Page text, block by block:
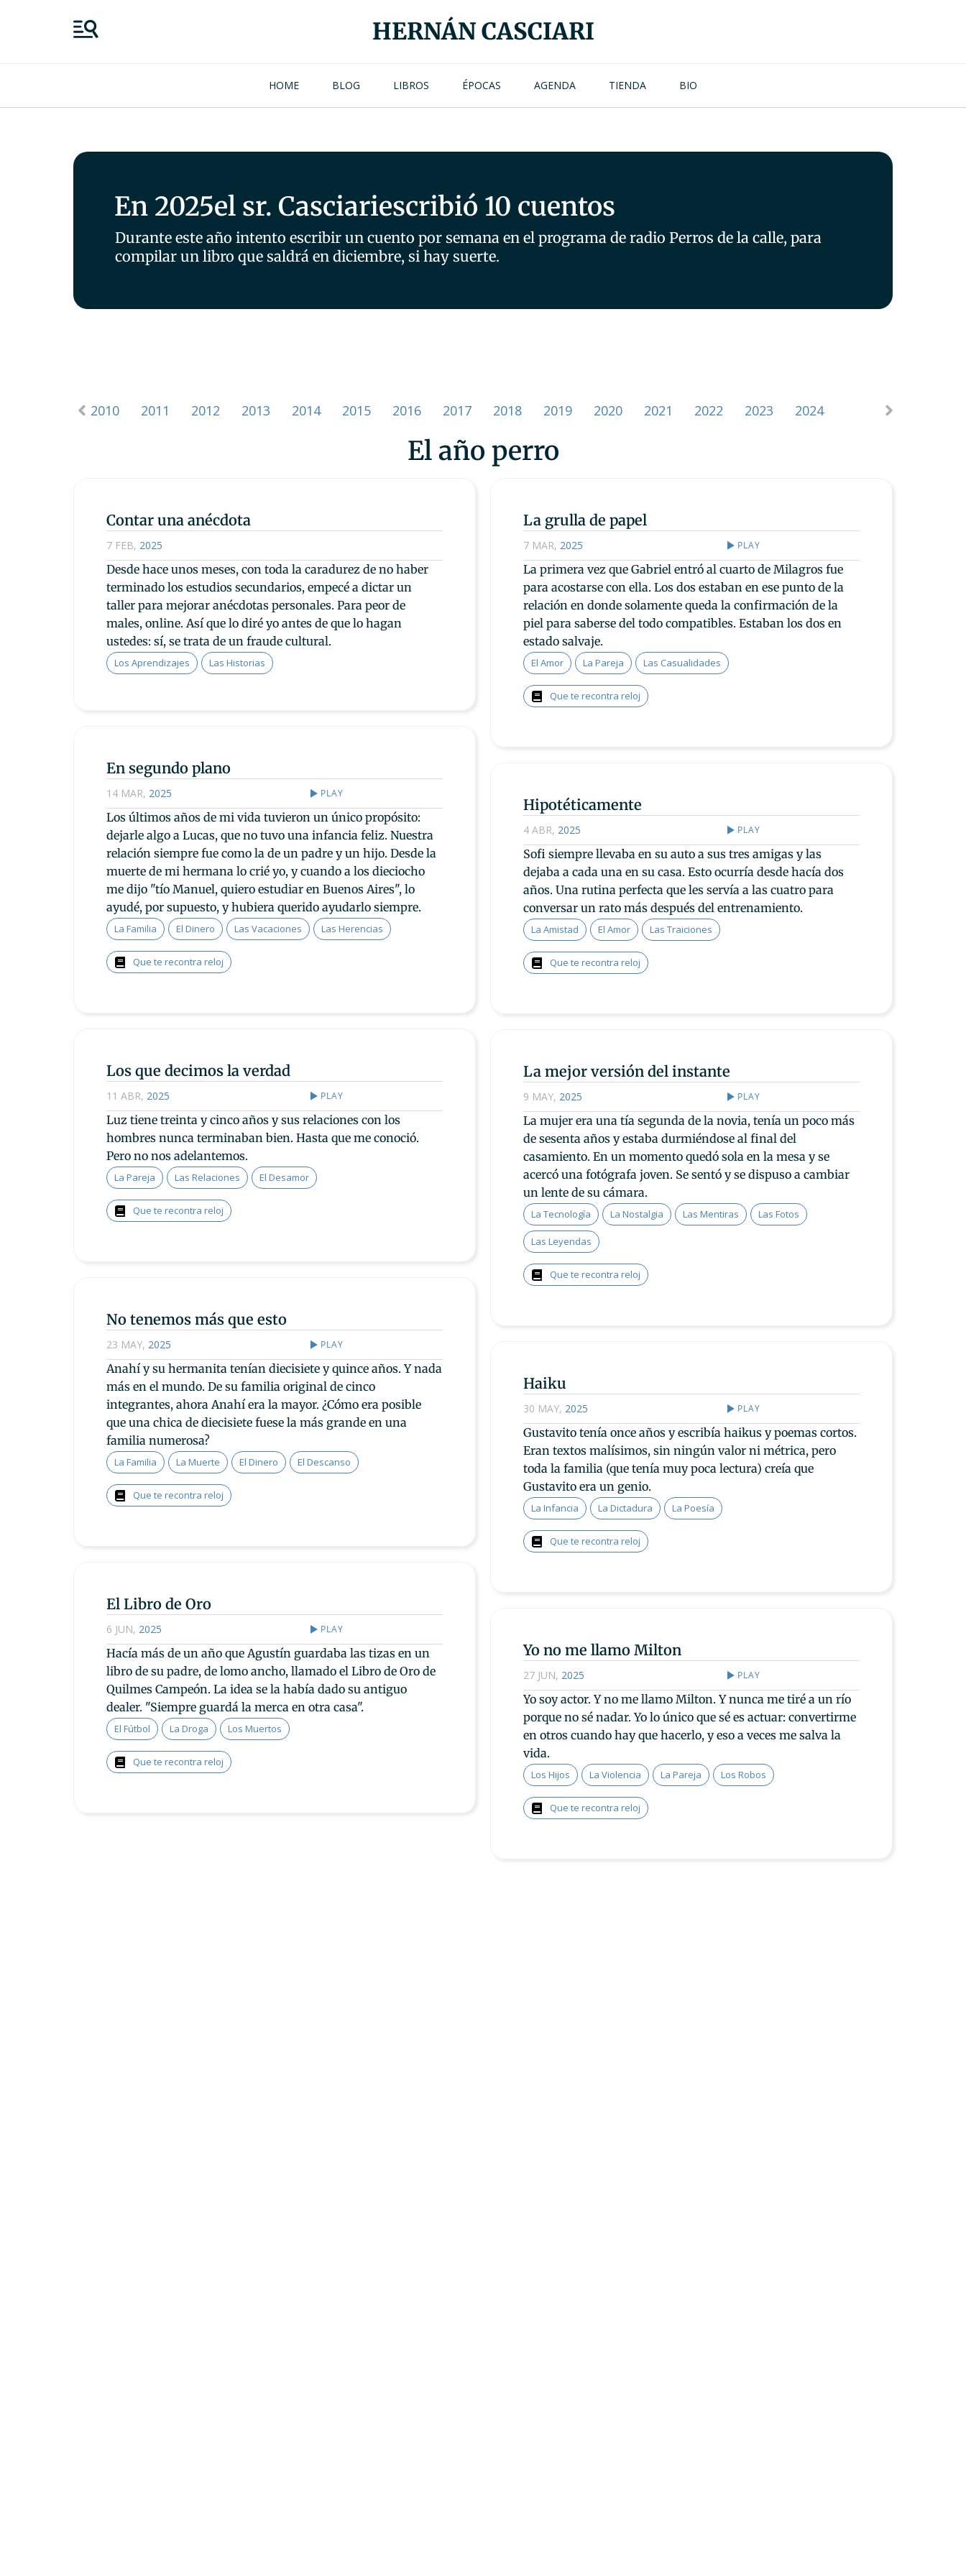
HERNÁN CASCIARI
HOME BLOG LIBROS ÉPOCAS AGENDA TIENDA BIO
En 2025el sr. Casciariescribió 10 cuentos
Durante este año intento escribir un cuento por semana en el programa de radio Perros de la calle, para
compilar un libro que saldrá en diciembre, si hay suerte.
2010 2011 2012 2013 2014 2015 2016 2017 2018 2019 2020 2021 2022 2023 2024
El año perro
Contar una anécdota
7 FEB, 2025
Desde hace unos meses, con toda la caradurez de no haber
terminado los estudios secundarios, empecé a dictar un
taller para mejorar anécdotas personales. Para peor de
males, online. Así que lo diré yo antes de que lo hagan
ustedes: sí, se trata de un fraude cultural.
Los Aprendizajes Las Historias
La grulla de papel
7 MAR, 2025 PLAY
La primera vez que Gabriel entró al cuarto de Milagros fue
para acostarse con ella. Los dos estaban en ese punto de la
relación en donde solamente queda la confirmación de la
piel para saberse del todo compatibles. Estaban los dos en
estado salvaje.
El Amor La Pareja Las Casualidades
Que te recontra reloj
En segundo plano
14 MAR, 2025 PLAY
Los últimos años de mi vida tuvieron un único propósito:
dejarle algo a Lucas, que no tuvo una infancia feliz. Nuestra
relación siempre fue como la de un padre y un hijo. Desde la
muerte de mi hermana lo crié yo, y cuando a los dieciocho
me dijo "tío Manuel, quiero estudiar en Buenos Aires", lo
ayudé, por supuesto, y hubiera querido ayudarlo siempre.
La Familia El Dinero Las Vacaciones Las Herencias
Que te recontra reloj
Hipotéticamente
4 ABR, 2025 PLAY
Sofi siempre llevaba en su auto a sus tres amigas y las
dejaba a cada una en su casa. Esto ocurría desde hacía dos
años. Una rutina perfecta que les servía a las cuatro para
conversar un rato más después del entrenamiento.
La Amistad El Amor Las Traiciones
Que te recontra reloj
Los que decimos la verdad
11 ABR, 2025 PLAY
Luz tiene treinta y cinco años y sus relaciones con los
hombres nunca terminaban bien. Hasta que me conoció.
Pero no nos adelantemos.
La Pareja Las Relaciones El Desamor
Que te recontra reloj
La mejor versión del instante
9 MAY, 2025 PLAY
La mujer era una tía segunda de la novia, tenía un poco más
de sesenta años y estaba durmiéndose al final del
casamiento. En un momento quedó sola en la mesa y se
acercó una fotógrafa joven. Se sentó y se dispuso a cambiar
un lente de su cámara.
La Tecnología La Nostalgia Las Mentiras Las Fotos
Las Leyendas
Que te recontra reloj
No tenemos más que esto
23 MAY, 2025 PLAY
Anahí y su hermanita tenían diecisiete y quince años. Y nada
más en el mundo. De su familia original de cinco
integrantes, ahora Anahí era la mayor. ¿Cómo era posible
que una chica de diecisiete fuese la más grande en una
familia numerosa?
La Familia La Muerte El Dinero El Descanso
Que te recontra reloj
Haiku
30 MAY, 2025 PLAY
Gustavito tenía once años y escribía haikus y poemas cortos.
Eran textos malísimos, sin ningún valor ni métrica, pero
toda la familia (que tenía muy poca lectura) creía que
Gustavito era un genio.
La Infancia La Dictadura La Poesía
Que te recontra reloj
El Libro de Oro
6 JUN, 2025 PLAY
Hacía más de un año que Agustín guardaba las tizas en un
libro de su padre, de lomo ancho, llamado el Libro de Oro de
Quilmes Campeón. La idea se la había dado su antiguo
dealer. "Siempre guardá la merca en otra casa".
El Fútbol La Droga Los Muertos
Que te recontra reloj
Yo no me llamo Milton
27 JUN, 2025 PLAY
Yo soy actor. Y no me llamo Milton. Y nunca me tiré a un río
porque no sé nadar. Yo lo único que sé es actuar: convertirme
en otros cuando hay que hacerlo, y eso a veces me salva la
vida.
Los Hijos La Violencia La Pareja Los Robos
Que te recontra reloj